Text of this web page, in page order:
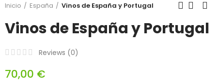
Inicio España Vinos de España y Portugal
Vinos de España y Portugal
Reviews (0)
70,00 €